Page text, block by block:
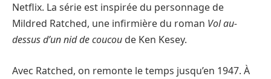
Netflix. La série est inspirée du personnage de
Mildred Ratched, une infirmière du roman Vol au-
dessus d’un nid de coucou de Ken Kesey.
Avec Ratched, on remonte le temps jusqu’en 1947. À